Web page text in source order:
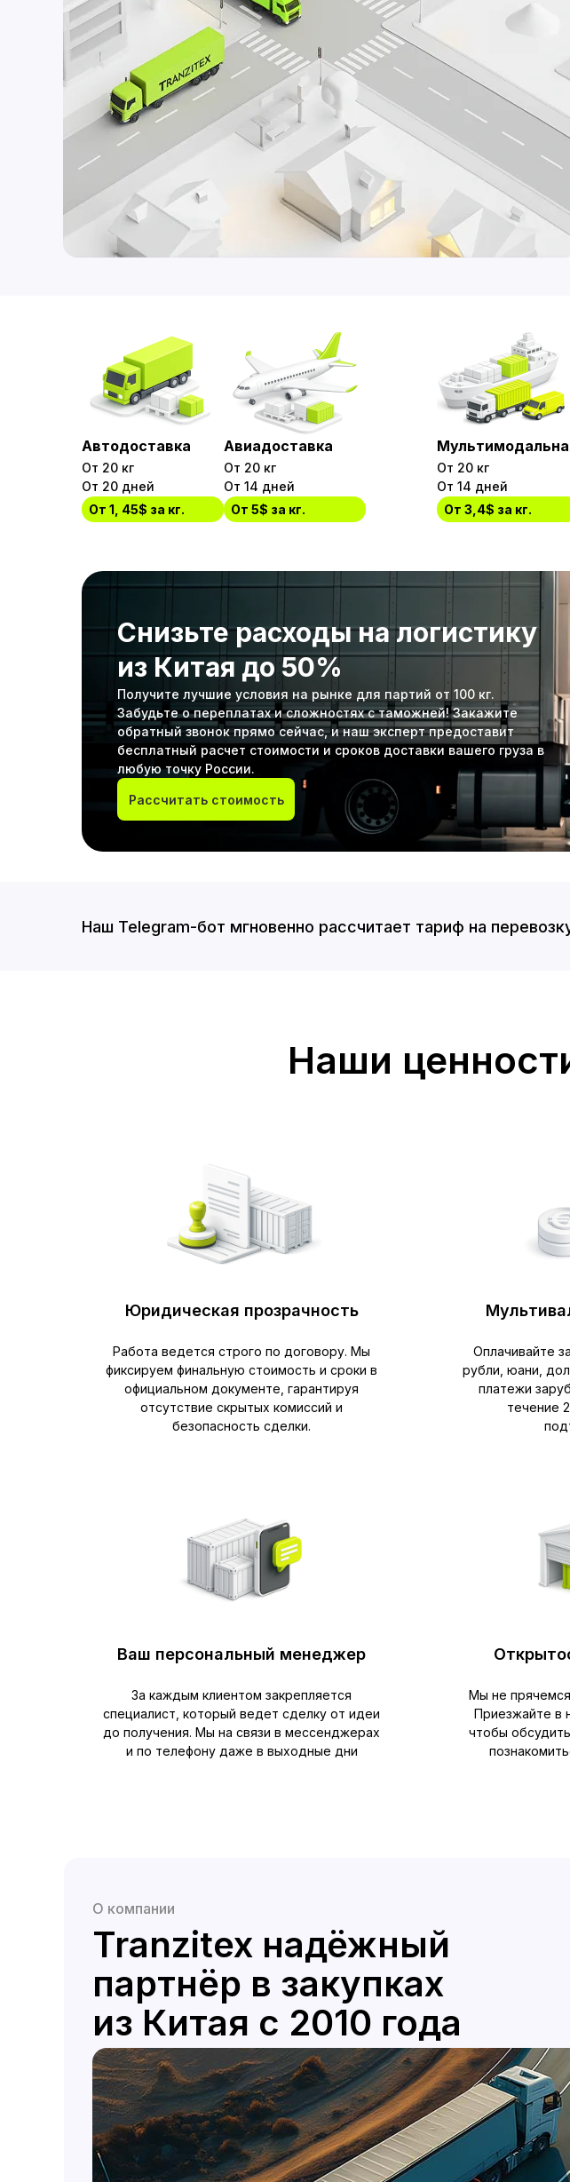
От 20 кг
От 14 дней
От 3,4$ за кг.
Автодоставка
От 20 кг
От 20 дней
От 1, 45$ за кг.
Авиадоставка
От 20 кг
От 14 дней
От 5$ за кг.
Снизьте расходы на логистику
из Китая до 50%
Получите лучшие условия на рынке для партий от 100 кг.
Забудьте о переплатах и сложностях с таможней! Закажите
обратный звонок прямо сейчас, и наш эксперт предоставит
бесплатный расчет стоимости и сроков доставки вашего груза в
любую точку России.
Рассчитать стоимость
Наш Telegram-бот мгновенно рассчитает тариф на
Наши
Юридическая прозрачность
Работа ведется строго по договору. Мы
фиксируем финальную стоимость и сроки в
официальном документе, гарантируя
отсутствие скрытых комиссий и
безопасность сделки.
Оплачивайте
рубли, юани,
платежи
течение
Ваш персональный менеджер
За каждым клиентом закрепляется
специалист, который ведет сделку от идеи
до получения. Мы на связи в мессенджерах
и по телефону даже в выходные дни
Мы не
Приезжайте в
чтобы
О компании
Tranzitex надёжный
партнёр в закупках
из Китая с 2010 года